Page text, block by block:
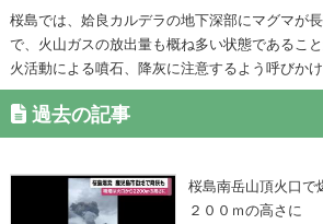
桜島では、姶良カルデラの地下深部にマグマが
で、火山ガスの放出量も概ね多い状態であるこ
火活動による噴石、降灰に注意するよう呼びかけ
過去の記事
桜島南岳山頂火口
２００ｍの高さに